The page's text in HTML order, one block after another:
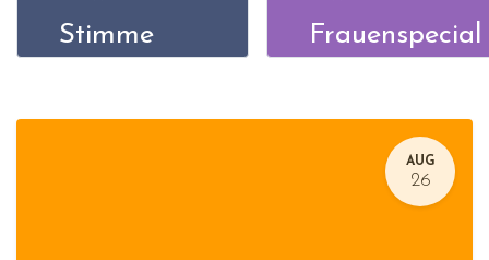
Stimme
Frauenspecial
AUG
26